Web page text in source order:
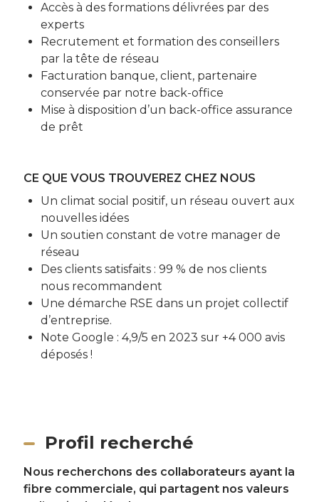
Accès à des formations délivrées par des
experts
Recrutement et formation des conseillers
par la tête de réseau
Facturation banque, client, partenaire
conservée par notre back-office
Mise à disposition d’un back-office assurance
de prêt
CE QUE VOUS TROUVEREZ CHEZ NOUS
Un climat social positif, un réseau ouvert aux
nouvelles idées
Un soutien constant de votre manager de
réseau
Des clients satisfaits : 99 % de nos clients
nous recommandent
Une démarche RSE dans un projet collectif
d’entreprise.
Note Google : 4,9/5 en 2023 sur +4 000 avis
déposés !
Profil recherché
Nous recherchons des collaborateurs ayant la
fibre commerciale, qui partagent nos valeurs